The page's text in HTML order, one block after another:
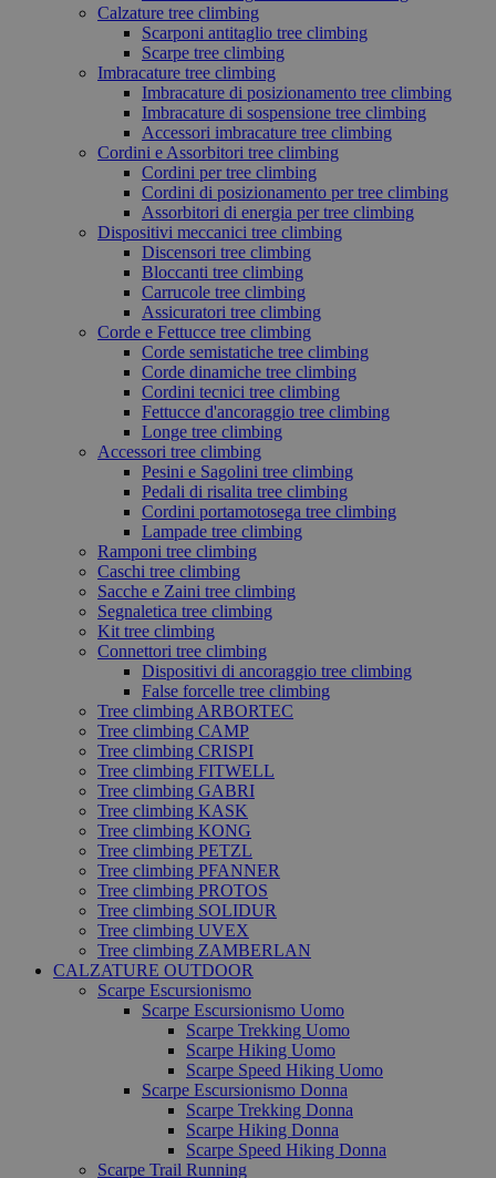
Calzature tree climbing
Scarponi antitaglio tree climbing
Scarpe tree climbing
Imbracature tree climbing
Imbracature di posizionamento tree climbing
Imbracature di sospensione tree climbing
Accessori imbracature tree climbing
Cordini e Assorbitori tree climbing
Cordini per tree climbing
Cordini di posizionamento per tree climbing
Assorbitori di energia per tree climbing
Dispositivi meccanici tree climbing
Discensori tree climbing
Bloccanti tree climbing
Carrucole tree climbing
Assicuratori tree climbing
Corde e Fettucce tree climbing
Corde semistatiche tree climbing
Corde dinamiche tree climbing
Cordini tecnici tree climbing
Fettucce d'ancoraggio tree climbing
Longe tree climbing
Accessori tree climbing
Pesini e Sagolini tree climbing
Pedali di risalita tree climbing
Cordini portamotosega tree climbing
Lampade tree climbing
Ramponi tree climbing
Caschi tree climbing
Sacche e Zaini tree climbing
Segnaletica tree climbing
Kit tree climbing
Connettori tree climbing
Dispositivi di ancoraggio tree climbing
False forcelle tree climbing
Tree climbing ARBORTEC
Tree climbing CAMP
Tree climbing CRISPI
Tree climbing FITWELL
Tree climbing GABRI
Tree climbing KASK
Tree climbing KONG
Tree climbing PETZL
Tree climbing PFANNER
Tree climbing PROTOS
Tree climbing SOLIDUR
Tree climbing UVEX
Tree climbing ZAMBERLAN
CALZATURE OUTDOOR
Scarpe Escursionismo
Scarpe Escursionismo Uomo
Scarpe Trekking Uomo
Scarpe Hiking Uomo
Scarpe Speed Hiking Uomo
Scarpe Escursionismo Donna
Scarpe Trekking Donna
Scarpe Hiking Donna
Scarpe Speed Hiking Donna
Scarpe Trail Running